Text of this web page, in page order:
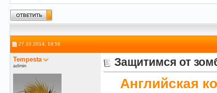
27.10.2014, 19:56
Tempesta
admin Защитимся от
Английская